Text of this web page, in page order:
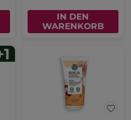
IN DEN
WARENKORB